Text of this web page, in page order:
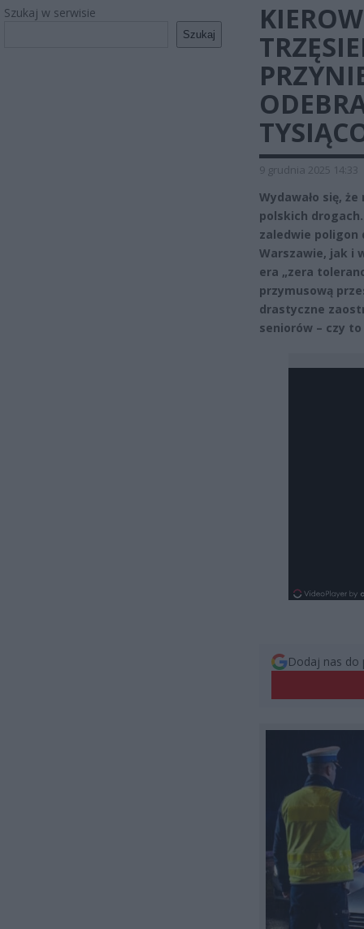
Szukaj w serwisie
Szukaj
9 grudnia 2025 14:33
Wydawało się,
polskich
zaledwie poligon
Warszawie, jak i
era „zera
przymusową
drastyczne
seniorów – czy
Dodaj nas do